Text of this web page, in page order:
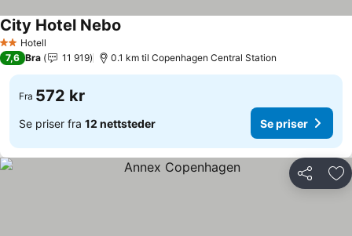
2 Stjerner
Hotell
City Hotel Nebo
7,6 Bra 11 919 0.1 km til Copenhagen Central Station
Fra 572 kr
Se priser fra 12 nettsteder Se priser
Del